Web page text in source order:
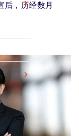
后，历经数月